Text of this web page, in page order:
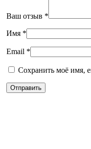
Ваш отзыв *
Имя *
Email *
Сохранить моё имя,